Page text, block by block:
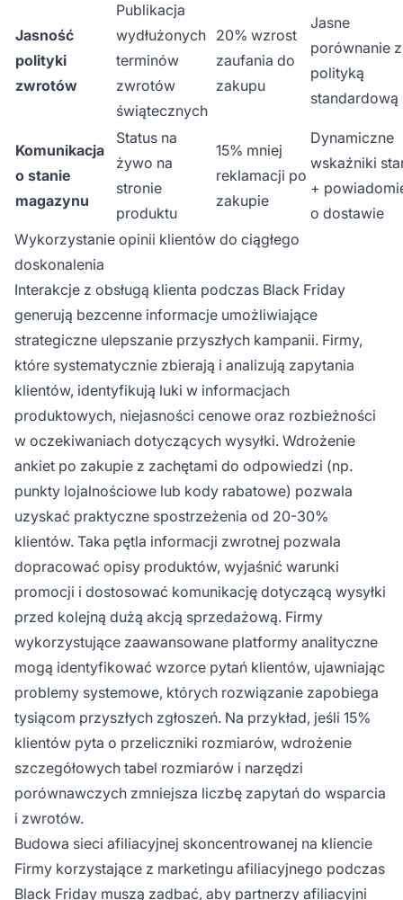
Jasność
polityki
zwrotów
Publikacja
wydłużonych
terminów
zwrotów
świątecznych
20% wzrost
zaufania do
zakupu
Jasne
porównanie z
polityką
standardową
Komunikacja
o stanie
magazynu
Status na
żywo na
stronie
produktu
15% mniej
reklamacji po
zakupie
Dynamiczne
wskaźniki
+
o dostawie
Wykorzystanie opinii klientów do ciągłego
doskonalenia
Interakcje z obsługą klienta podczas Black Friday
generują bezcenne informacje umożliwiające
strategiczne ulepszanie przyszłych kampanii. Firmy,
które systematycznie zbierają i analizują zapytania
klientów, identyfikują luki w informacjach
produktowych, niejasności cenowe oraz rozbieżności
w oczekiwaniach dotyczących wysyłki. Wdrożenie
ankiet po zakupie z zachętami do odpowiedzi (np.
punkty lojalnościowe lub kody rabatowe) pozwala
uzyskać praktyczne spostrzeżenia od 20-30%
klientów. Taka pętla informacji zwrotnej pozwala
dopracować opisy produktów, wyjaśnić warunki
promocji i dostosować komunikację dotyczącą wysyłki
przed kolejną dużą akcją sprzedażową. Firmy
wykorzystujące zaawansowane platformy analityczne
mogą identyfikować wzorce pytań klientów, ujawniając
problemy systemowe, których rozwiązanie zapobiega
tysiącom przyszłych zgłoszeń. Na przykład, jeśli 15%
klientów pyta o przeliczniki rozmiarów, wdrożenie
szczegółowych tabel rozmiarów i narzędzi
porównawczych zmniejsza liczbę zapytań do wsparcia
i zwrotów.
Budowa sieci afiliacyjnej skoncentrowanej na kliencie
Firmy korzystające z marketingu afiliacyjnego podczas
Black Friday muszą zadbać, aby partnerzy afiliacyjni